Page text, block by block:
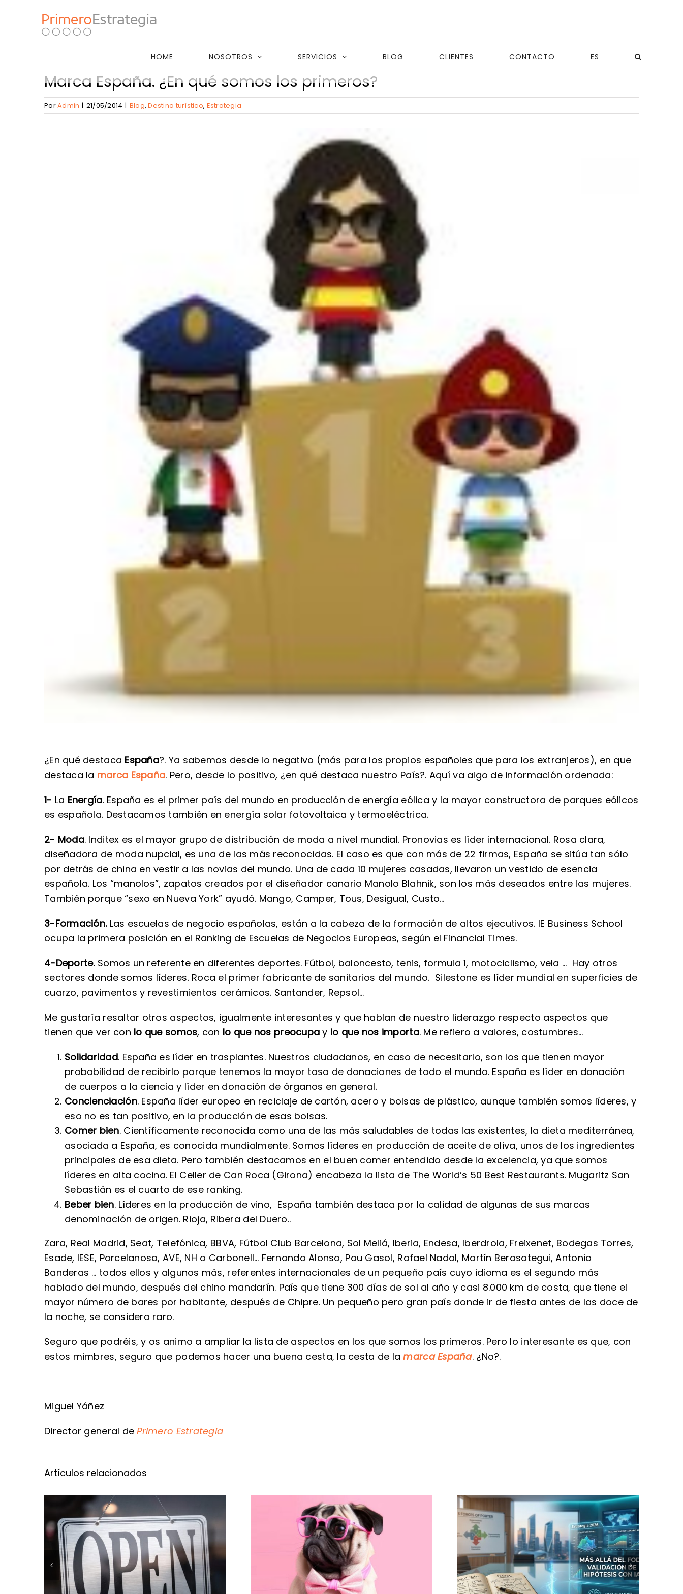
HOME NOSOTROS SERVICIOS BLOG CLIENTES CONTACTO ES
Marca España. ¿En qué somos los primeros?
PorAdmin | 21/05/2014 | Blog,Destino turístico, Estrategia
¿En qué destaca España?. Ya sabemos desde lo negativo (más para los propios españoles que para los extranjeros), en que
destaca la marca España. Pero, desde lo positivo, ¿en qué destaca nuestro País?. Aquí va algo de información ordenada:
1- La Energía. España es el primer país del mundo en producción de energía eólica y la mayor constructora de parques eólicos
es española. Destacamos también en energía solar fotovoltaica y termoeléctrica.
2- Moda. Inditex es el mayor grupo de distribución de moda a nivel mundial. Pronovias es líder internacional. Rosa clara,
diseñadora de moda nupcial, es una de las más reconocidas. El caso es que con más de 22 firmas, España se sitúa tan sólo
por detrás de china en vestir a las novias del mundo. Una de cada 10 mujeres casadas, llevaron un vestido de esencia
española. Los “manolos”, zapatos creados por el diseñador canario Manolo Blahnik, son los más deseados entre las mujeres.
También porque “sexo en Nueva York” ayudó. Mango, Camper, Tous, Desigual, Custo…
3-Formación. Las escuelas de negocio españolas, están a la cabeza de la formación de altos ejecutivos. IE Business School
ocupa la primera posición en el Ranking de Escuelas de Negocios Europeas, según el Financial Times.
4-Deporte. Somos un referente en diferentes deportes. Fútbol, baloncesto, tenis, formula 1, motociclismo, vela … Hay otros
sectores donde somos líderes. Roca el primer fabricante de sanitarios del mundo. Silestone es líder mundial en superficies de
cuarzo, pavimentos y revestimientos cerámicos. Santander, Repsol…
Me gustaría resaltar otros aspectos, igualmente interesantes y que hablan de nuestro liderazgo respecto aspectos que
tienen que ver con lo que somos, con lo que nos preocupa y lo que nos importa. Me refiero a valores, costumbres…
Solidaridad. España es líder en trasplantes. Nuestros ciudadanos, en caso de necesitarlo, son los que tienen mayor
probabilidad de recibirlo porque tenemos la mayor tasa de donaciones de todo el mundo. España es líder en donación
de cuerpos a la ciencia y líder en donación de órganos en general.
Concienciación. España líder europeo en reciclaje de cartón, acero y bolsas de plástico, aunque también somos líderes, y
eso no es tan positivo, en la producción de esas bolsas.
Comer bien. Científicamente reconocida como una de las más saludables de todas las existentes, la dieta mediterránea,
asociada a España, es conocida mundialmente. Somos líderes en producción de aceite de oliva, unos de los ingredientes
principales de esa dieta. Pero también destacamos en el buen comer entendido desde la excelencia, ya que somos
líderes en alta cocina. El Celler de Can Roca (Girona) encabeza la lista de The World’s 50 Best Restaurants. Mugaritz San
Sebastián es el cuarto de ese ranking.
Beber bien. Líderes en la producción de vino, España también destaca por la calidad de algunas de sus marcas
denominación de origen. Rioja, Ribera del Duero..
Zara, Real Madrid, Seat, Telefónica, BBVA, Fútbol Club Barcelona, Sol Meliá, Iberia, Endesa, Iberdrola, Freixenet, Bodegas Torres,
Esade, IESE, Porcelanosa, AVE, NH o Carbonell… Fernando Alonso, Pau Gasol, Rafael Nadal, Martín Berasategui, Antonio
Banderas … todos ellos y algunos más, referentes internacionales de un pequeño país cuyo idioma es el segundo más
hablado del mundo, después del chino mandarín. País que tiene 300 días de sol al año y casi 8.000 km de costa, que tiene el
mayor número de bares por habitante, después de Chipre. Un pequeño pero gran país donde ir de fiesta antes de las doce de
la noche, se considera raro.
Seguro que podréis, y os animo a ampliar la lista de aspectos en los que somos los primeros. Pero lo interesante es que, con
estos mimbres, seguro que podemos hacer una buena cesta, la cesta de lamarca España. ¿No?.
Miguel Yáñez
Director general dePrimero Estrategia
Artículos relacionados
El retail que solo
compite en precio
4 señales de que tu
estrategia de
negocio está
Análisis Estratégico
e IA: Superando el